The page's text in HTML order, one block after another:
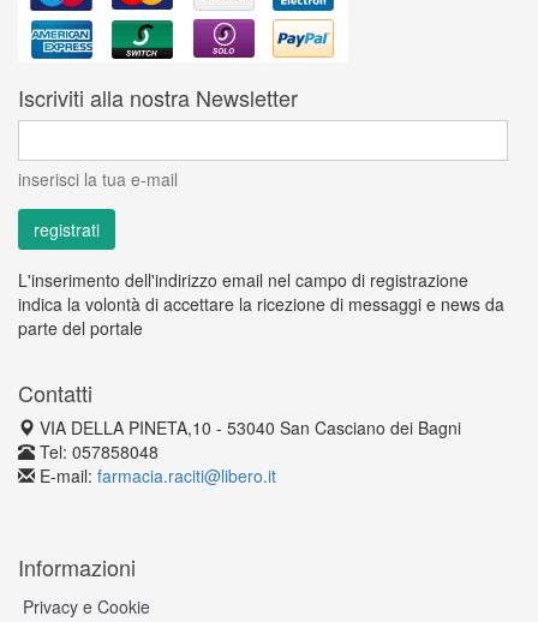
Iscriviti alla nostra Newsletter
inserisci la tua e-mail
L'inserimento dell'indirizzo email nel campo di registrazione
indica la volontà di accettare la ricezione di messaggi e news da
parte del portale
Contatti
VIA DELLA PINETA,10 - 53040 San Casciano dei Bagni
Tel: 057858048
E-mail: farmacia.raciti@libero.it
Informazioni
Privacy e Cookie